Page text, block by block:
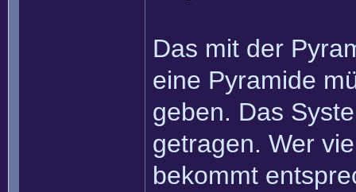
Das mit der
eine Pyramide
geben. Das
getragen. Wer
bekommt